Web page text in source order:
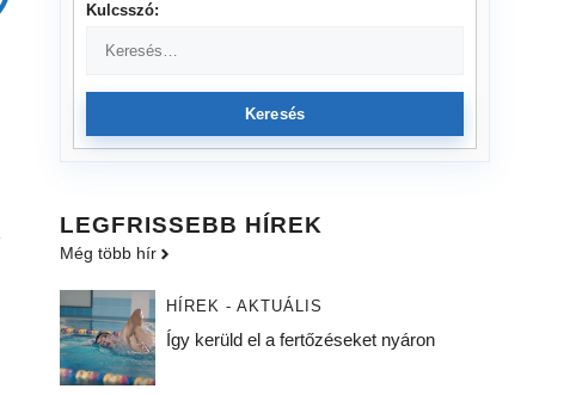
Kulcsszó:
Keresés
LEGFRISSEBB HÍREK
Még több hír
HÍREK - AKTUÁLIS
Így kerüld el a fertőzéseket nyáron